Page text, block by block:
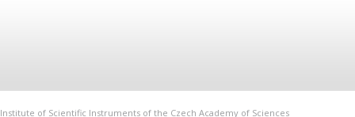
Institute of Scientific Instruments of the Czech Academy of Sciences